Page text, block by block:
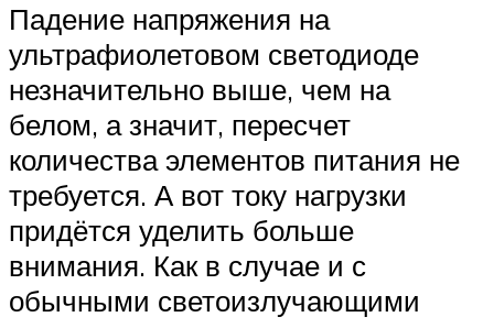
Падение напряжения на
ультрафиолетовом светодиоде
незначительно выше, чем на
белом, а значит, пересчет
количества элементов питания не
требуется. А вот току нагрузки
придётся уделить больше
внимания. Как в случае и с
обычными светоизлучающими